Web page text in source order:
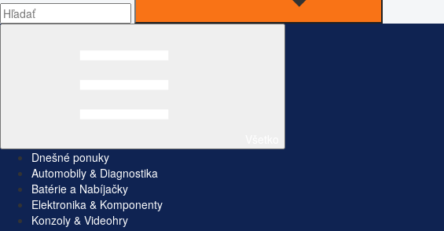
Dnešné ponuky
Automobily & Diagnostika
Batérie a Nabíjačky
Elektronika & Komponenty
Konzoly & Videohry